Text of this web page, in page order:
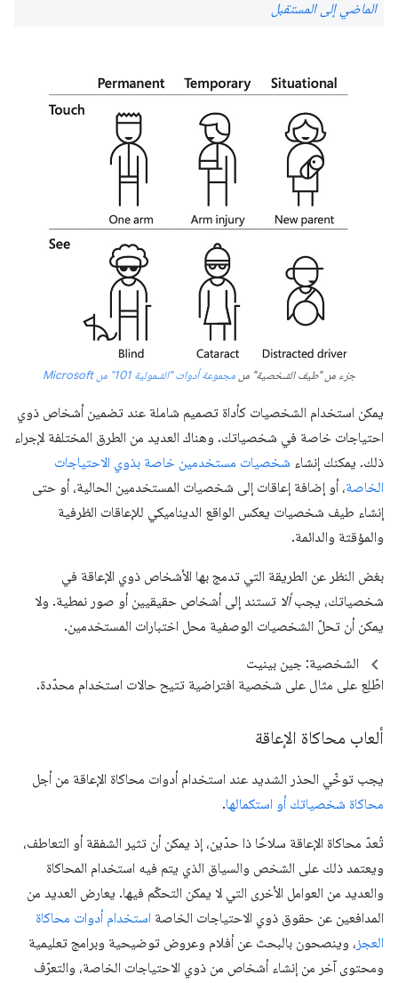
الماضي إلى المستقبل
جزء من "طيف الشخصية" منمجموعة أدوات "الشمولية 101" من Microsoft
يمكن استخدام الشخصيات كأداة تصميم شاملة عند تضمين أشخاص ذوي
احتياجات خاصة في شخصياتك. وهناك العديد من الطرق المختلفة لإجراء
ذلك. يمكنك إنشاء شخصيات مستخدمين خاصة بذوي الاحتياجات
الخاصة، أو إضافة إعاقات إلى شخصيات المستخدمين الحالية، أو حتى
إنشاء طيف شخصيات يعكس الواقع الديناميكي للإعاقات الظرفية
والمؤقتة والدائمة.
بغض النظر عن الطريقة التي تدمج بها الأشخاص ذوي الإعاقة في
شخصياتك، يجبألا تستند إلى أشخاص حقيقيين أو صور نمطية. ولا
يمكن أن تحلّ الشخصيات الوصفية محل اختبارات المستخدمين.
الشخصية: جين بينيت
اطّلِع على مثال على شخصية افتراضية تتيح حالات استخدام محدّدة.
ألعاب محاكاة الإعاقة
يجب توخّي الحذر الشديد عند استخدام أدوات محاكاة الإعاقة من أجل
محاكاة شخصياتك أو استكمالها.
تُعدّ محاكاة الإعاقة سلاحًا ذا حدّين، إذ يمكن أن تثير الشفقة أو التعاطف،
ويعتمد ذلك على الشخص والسياق الذي يتم فيه استخدام المحاكاة
والعديد من العوامل الأخرى التي لا يمكن التحكّم فيها. يعارض العديد من
المدافعين عن حقوق ذوي الاحتياجات الخاصة استخدام أدوات محاكاة
العجز، وينصحون بالبحث عن أفلام وعروض توضيحية وبرامج تعليمية
ومحتوى آخر من إنشاء أشخاص من ذوي الاحتياجات الخاصة، والتعرّف